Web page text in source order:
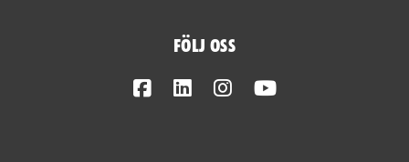
Följ oss
FacebookLinkedInInstagram